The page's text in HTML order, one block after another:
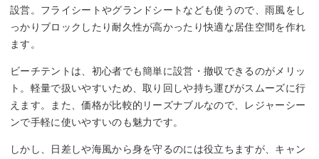
設営。フライシートやグランドシートなども使うので、雨風をし
っかりブロックしたり耐久性が高かったり快適な居住空間を作れ
ます。
ビーチテントは、初心者でも簡単に設営・撤収できるのがメリッ
ト。軽量で扱いやすいため、取り回しや持ち運びがスムーズに行
えます。また、価格が比較的リーズナブルなので、レジャーシー
ンで手軽に使いやすいのも魅力です。
しかし、日差しや海風から身を守るのには役立ちますが、キャン